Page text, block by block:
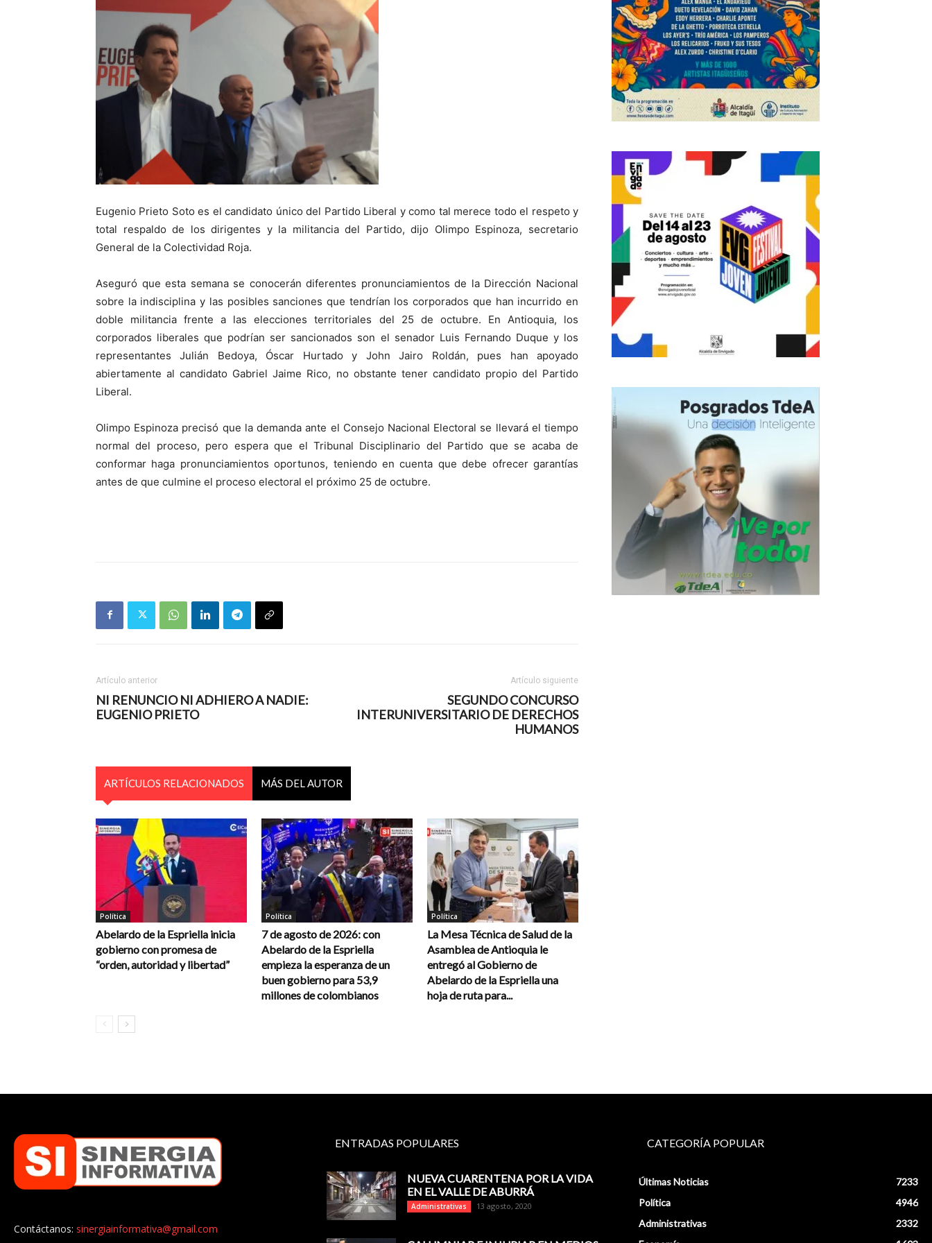
Eugenio Prieto Soto es el candidato único del Partido Liberal y como tal merece todo el respeto y
total respaldo de los dirigentes y la militancia del Partido, dijo Olimpo Espinoza, secretario
General de la Colectividad Roja.
Aseguró que esta semana se conocerán diferentes pronunciamientos de la Dirección Nacional
sobre la indisciplina y las posibles sanciones que tendrían los corporados que han incurrido en
doble militancia frente a las elecciones territoriales del 25 de octubre. En Antioquia, los
corporados liberales que podrían ser sancionados son el senador Luis Fernando Duque y los
representantes Julián Bedoya, Óscar Hurtado y John Jairo Roldán, pues han apoyado
abiertamente al candidato Gabriel Jaime Rico, no obstante tener candidato propio del Partido
Liberal.
Olimpo Espinoza precisó que la demanda ante el Consejo Nacional Electoral se llevará el tiempo
normal del proceso, pero espera que el Tribunal Disciplinario del Partido que se acaba de
conformar haga pronunciamientos oportunos, teniendo en cuenta que debe ofrecer garantías
antes de que culmine el proceso electoral el próximo 25 de octubre.
Artículo anterior
NI RENUNCIO NI ADHIERO A NADIE:
EUGENIO PRIETO
Artículo siguiente
SEGUNDO CONCURSO
INTERUNIVERSITARIO DE DERECHOS
HUMANOS
ARTÍCULOS RELACIONADOS MÁS DEL AUTOR
Política
Abelardo de la Espriella inicia
gobierno con promesa de
“orden, autoridad y libertad”
Política
7 de agosto de 2026: con
Abelardo de la Espriella
empieza la esperanza de un
buen gobierno para 53,9
millones de colombianos
Política
La Mesa Técnica de Salud de la
Asamblea de Antioquia le
entregó al Gobierno de
Abelardo de la Espriella una
hoja de ruta para...
Contáctanos: sinergiainformativa@gmail.com
ENTRADAS POPULARES
NUEVA CUARENTENA POR LA VIDA
EN EL VALLE DE ABURRÁ
Administrativas 13 agosto, 2020
CATEGORÍA POPULAR
Últimas Noticias
7233
Política
4946
Administrativas
2332